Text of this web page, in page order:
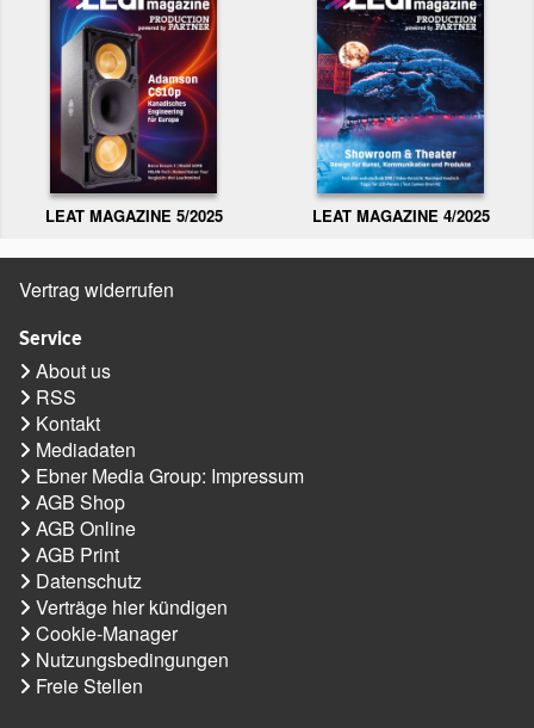
LEAT MAGAZINE 5/2025 LEAT MAGAZINE 4/2025
Vertrag widerrufen
Service
About us
RSS
Kontakt
Mediadaten
Ebner Media Group: Impressum
AGB Shop
AGB Online
AGB Print
Datenschutz
Verträge hier kündigen
Cookie-Manager
Nutzungsbedingungen
Freie Stellen